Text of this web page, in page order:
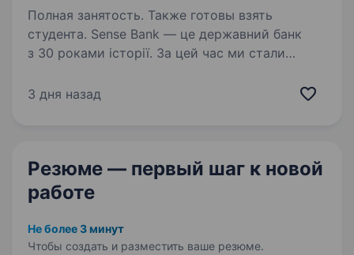
Полная занятость. Также готовы взять
студента. Sense Bank — це державний банк
з 30 роками історії. За цей час ми стали
з 4000 людей, де кожен присвячений місії —
3 дня назад
Резюме — первый шаг к новой
работе
Не более 3 минут
Чтобы создать и разместить ваше резюме.